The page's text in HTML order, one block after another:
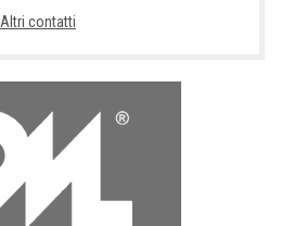
Altri contatti